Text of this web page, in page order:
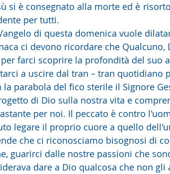
si è consegnato alla morte ed è
per tutti.
di questa domenica vuole
ci devono ricordare che
farci scoprire la profondità del suo
a uscire dal tran – tran quotidiano
la parabola del fico sterile il Signore
di Dio sulla nostra vita e
per noi. Il peccato è contro
legare il proprio cuore a quello
che ci riconosciamo bisognosi di
guarirci dalle nostre passioni che
dare a Dio qualcosa che non